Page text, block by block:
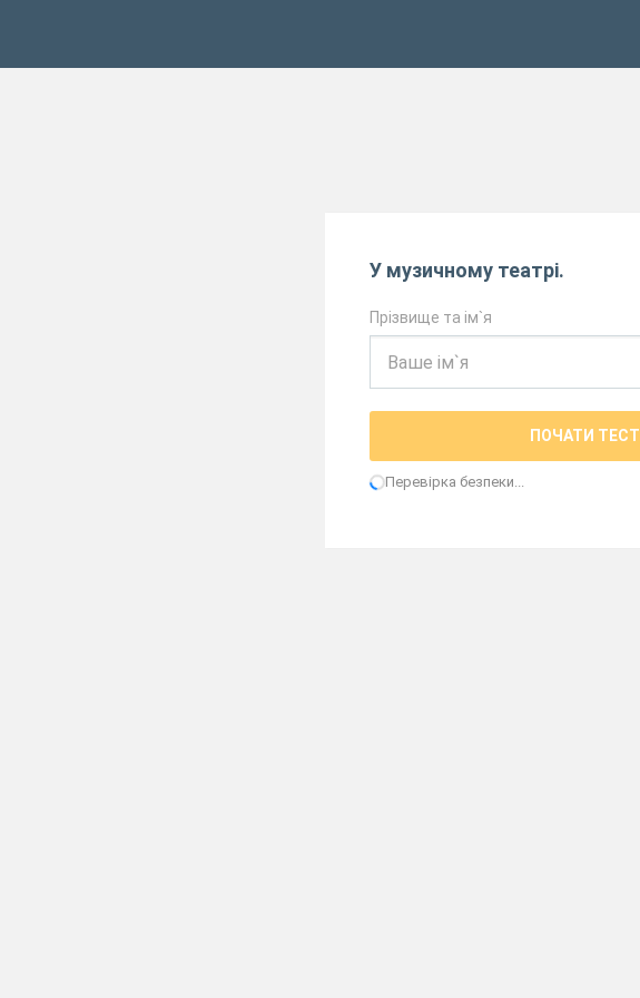
У музичному театрі.
Прізвище та ім`я
ПОЧАТИ ТЕСТ
Перевірка безпеки...